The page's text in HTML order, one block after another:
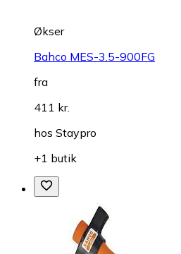
Økser
Bahco MES-3.5-900FG
fra
411 kr.
hos Staypro
+1 butik